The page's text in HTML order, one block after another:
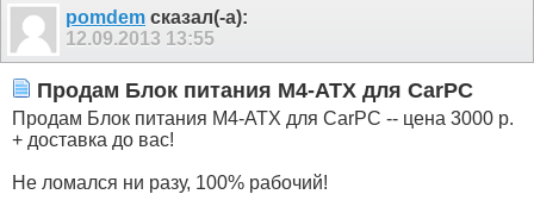
pomdem сказал(-а):
12.09.2013 13:55
Продам Блок питания M4-ATX для CarPC
Продам Блок питания M4-ATX для CarPC -- цена 3000 р.
+ доставка до вас!
Не ломался ни разу, 100% рабочий!